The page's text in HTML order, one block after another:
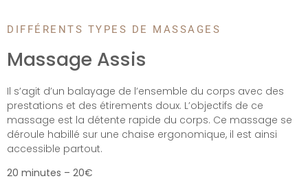
DIFFÉRENTS TYPES DE MASSAGES
Massage Assis
Il s’agit d’un balayage de l’ensemble du corps avec des
prestations et des étirements doux. L’objectifs de ce
massage est la détente rapide du corps. Ce massage se
déroule habillé sur une chaise ergonomique, il est ainsi
accessible partout.
20 minutes – 20€